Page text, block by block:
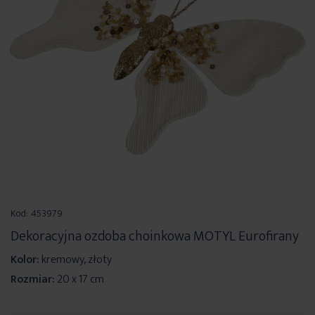
początek
galerii
Kod: 453979
Dekoracyjna ozdoba choinkowa MOTYL Eurofirany
Kolor:kremowy, złoty
Rozmiar:20 x 17 cm